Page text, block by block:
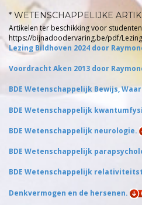
* WETENSCHAPPELIJKE
Artikelen ter beschikking voor
https://bijnadoodervaring.be/pdf/
Lezing Bildhoven 2024 door
Voordracht Aken 2013 door
BDE Wetenschappelijk Bewijs,
BDE Wetenschappelijk
BDE Wetenschappelijk neurologie.
BDE Wetenschappelijk
BDE Wetenschappelijk
Denkvermogen en de hersenen.